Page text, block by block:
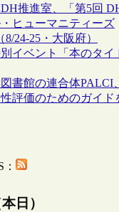
推進室、「第5回
ヒューマニティーズ
24-25・大阪府）
イベント「本のタイ
書館の連合体PALCI、
評価のためのガイド
日）